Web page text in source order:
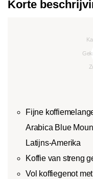
Korte
Fijne
Arabica Blue
Latijns-Amerika
Koffie van streng
Vol koffiegenot